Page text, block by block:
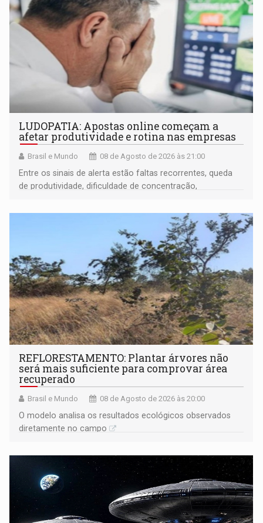
LUDOPATIA: Apostas online começam a
afetar produtividade e rotina nas empresas
Brasil e Mundo 08 de Agosto de 2026 às 21:00
Entre os sinais de alerta estão faltas recorrentes, queda
de produtividade, dificuldade de concentração,
REFLORESTAMENTO: Plantar árvores não
será mais suficiente para comprovar área
recuperado
Brasil e Mundo 08 de Agosto de 2026 às 20:00
O modelo analisa os resultados ecológicos observados
diretamente no campo